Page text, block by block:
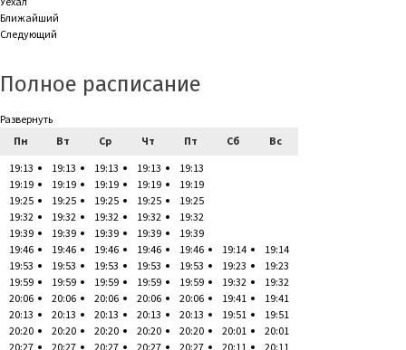
Ближайший
Следующий
Полное расписание
Развернуть
Пн
Вт Ср Чт Пт Сб
Вс
19:13
19:19
19:25
19:32
19:39
19:46
19:53
19:59
20:06
20:13
20:20
20:27
19:13
19:19
19:25
19:32
19:39
19:46
19:53
19:59
20:06
20:13
20:20
20:27
19:13
19:19
19:25
19:32
19:39
19:46
19:53
19:59
20:06
20:13
20:20
20:27
19:13
19:19
19:25
19:32
19:39
19:46
19:53
19:59
20:06
20:13
20:20
20:27
19:13
19:19
19:25
19:32
19:39
19:46
19:53
19:59
20:06
20:13
20:20
20:27
19:14
19:23
19:32
19:41
19:51
20:01
20:11
19:14
19:23
19:32
19:41
19:51
20:01
20:11